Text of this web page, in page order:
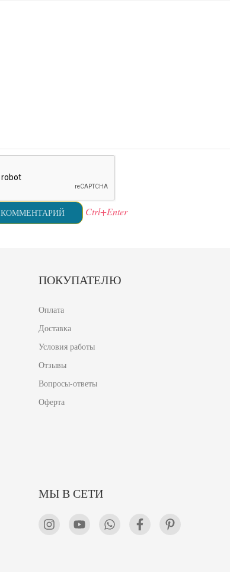
Ctrl+Enter
ПОКУПАТЕЛЮ
Оплата
Доставка
Условия работы
Отзывы
Вопросы-ответы
Оферта
МЫ В СЕТИ